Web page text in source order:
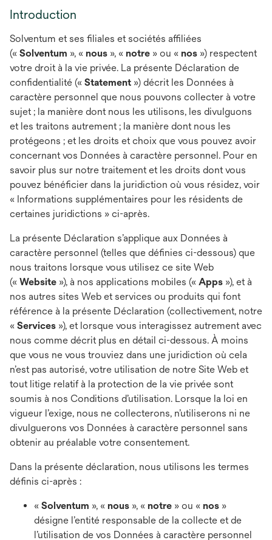
Introduction
Solventum et ses filiales et sociétés affiliées
(« Solventum », « nous », « notre » ou « nos ») respectent
votre droit à la vie privée. La présente Déclaration de
confidentialité (« Statement ») décrit les Données à
caractère personnel que nous pouvons collecter à votre
sujet ; la manière dont nous les utilisons, les divulguons
et les traitons autrement ; la manière dont nous les
protégeons ; et les droits et choix que vous pouvez avoir
concernant vos Données à caractère personnel. Pour en
savoir plus sur notre traitement et les droits dont vous
pouvez bénéficier dans la juridiction où vous résidez, voir
« Informations supplémentaires pour les résidents de
certaines juridictions » ci-après.
La présente Déclaration s’applique aux Données à
caractère personnel (telles que définies ci-dessous) que
nous traitons lorsque vous utilisez ce site Web
(« Website »), à nos applications mobiles (« Apps »), et à
nos autres sites Web et services ou produits qui font
référence à la présente Déclaration (collectivement, notre
« Services »), et lorsque vous interagissez autrement avec
nous comme décrit plus en détail ci-dessous. À moins
que vous ne vous trouviez dans une juridiction où cela
n’est pas autorisé, votre utilisation de notre Site Web et
tout litige relatif à la protection de la vie privée sont
soumis à nos Conditions d’utilisation. Lorsque la loi en
vigueur l’exige, nous ne collecterons, n’utiliserons ni ne
divulguerons vos Données à caractère personnel sans
obtenir au préalable votre consentement.
Dans la présente déclaration, nous utilisons les termes
définis ci-après :
« Solventum », « nous », « notre » ou « nos »
désigne l’entité responsable de la collecte et de
l’utilisation de vos Données à caractère personnel